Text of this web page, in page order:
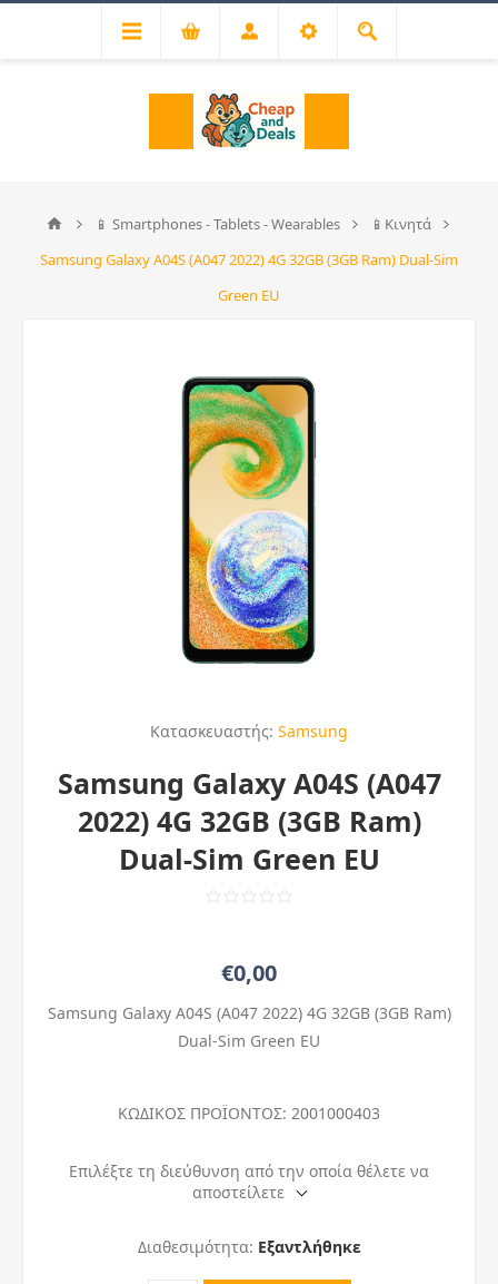
📱 Smartphones - Tablets - Wearables
📱Κινητά
Samsung Galaxy A04S (A047 2022) 4G 32GB (3GB Ram) Dual-Sim
Green EU
Κατασκευαστής: Samsung
Samsung Galaxy A04S (A047
2022) 4G 32GB (3GB Ram)
Dual-Sim Green EU
€0,00
Samsung Galaxy A04S (A047 2022) 4G 32GB (3GB Ram)
Dual-Sim Green EU
ΚΩΔΙΚΟΣ ΠΡΟΪΟΝΤΟΣ: 2001000403
Επιλέξτε τη διεύθυνση από την οποία θέλετε να
αποστείλετε
Διαθεσιμότητα: Εξαντλήθηκε